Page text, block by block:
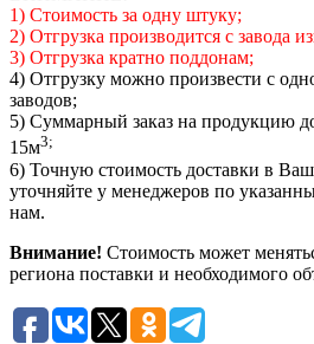
1) Стоимость за одну штуку;
2) Отгрузка производится с завода
3) Отгрузка кратно поддонам;
4) Отгрузку можно произвести с
заводов;
5) Суммарный заказ на продукцию
15м3;
6) Точную стоимость доставки в
уточняйте у менеджеров по
нам.
Внимание! Стоимость может
региона поставки и необходимого